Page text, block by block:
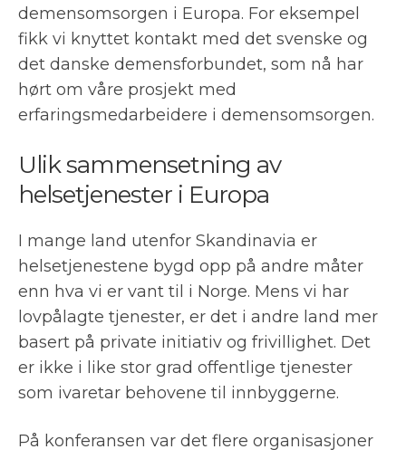
demensomsorgen i Europa. For eksempel
fikk vi knyttet kontakt med det svenske og
det danske demensforbundet, som nå har
hørt om våre prosjekt med
erfaringsmedarbeidere i demensomsorgen.
Ulik sammensetning av
helsetjenester i Europa
I mange land utenfor Skandinavia er
helsetjenestene bygd opp på andre måter
enn hva vi er vant til i Norge. Mens vi har
lovpålagte tjenester, er det i andre land mer
basert på private initiativ og frivillighet. Det
er ikke i like stor grad offentlige tjenester
som ivaretar behovene til innbyggerne.
På konferansen var det flere organisasjoner